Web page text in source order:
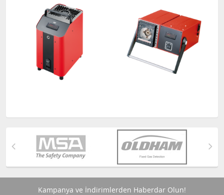
Kampanya ve İndirimlerden Haberdar Olun!